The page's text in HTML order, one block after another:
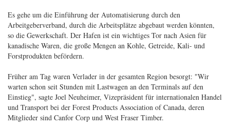
Es gehe um die Einführung der Automatisierung durch den
Arbeitgeberverband, durch die Arbeitsplätze abgebaut werden könnten,
so die Gewerkschaft. Der Hafen ist ein wichtiges Tor nach Asien für
kanadische Waren, die große Mengen an Kohle, Getreide, Kali- und
Forstprodukten befördern.
Früher am Tag waren Verlader in der gesamten Region besorgt: "Wir
warten schon seit Stunden mit Lastwagen an den Terminals auf den
Einstieg", sagte Joel Neuheimer, Vizepräsident für internationalen Handel
und Transport bei der Forest Products Association of Canada, deren
Mitglieder sind Canfor Corp und West Fraser Timber.